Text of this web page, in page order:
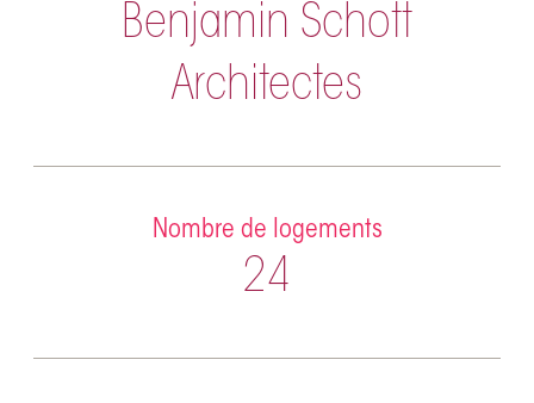
Benjamin Schott
Architectes
Nombre de logements
24